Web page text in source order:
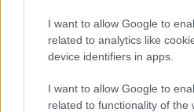
I want to allow Google to
related to analytics like
device identifiers in apps.
I want to allow Google to
related to functionality of the